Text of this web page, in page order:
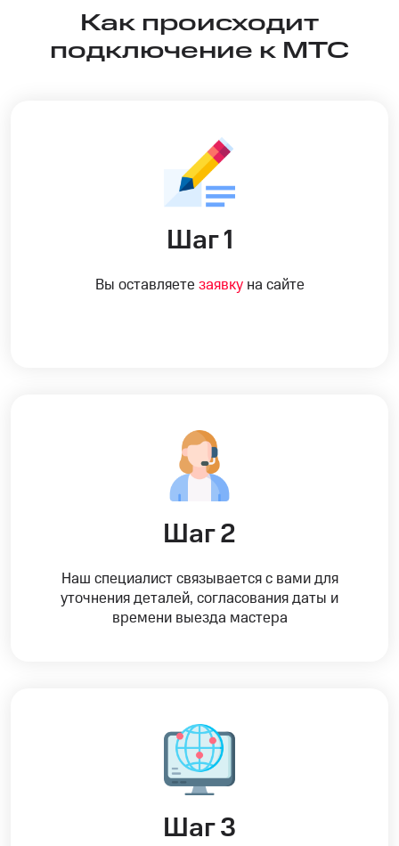
Как происходит
подключение к МТС
Шаг 1
Вы оставляете заявкуна сайте
Шаг 2
Наш специалист связывается с вами для
уточнения деталей, согласования даты и
времени выезда мастера
Шаг 3